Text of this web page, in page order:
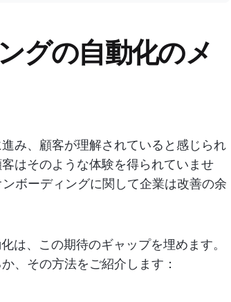
グの自動化のメ
み、顧客が理解されていると感じられ
はそのような体験を得られていませ
ボーディングに関して企業は改善の余
は、この期待のギャップを埋めます。
、その方法をご紹介します：